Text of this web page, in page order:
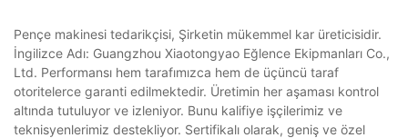
Pençe makinesi tedarikçisi, Şirketin mükemmel kar üreticisidir.
İngilizce Adı: Guangzhou Xiaotongyao Eğlence Ekipmanları Co.,
Ltd. Performansı hem tarafımızca hem de üçüncü taraf
otoritelerce garanti edilmektedir. Üretimin her aşaması kontrol
altında tutuluyor ve izleniyor. Bunu kalifiye işçilerimiz ve
teknisyenlerimiz destekliyor. Sertifikalı olarak, geniş ve özel